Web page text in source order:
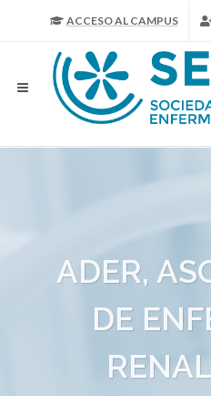
ACCESO AL CAMPUS
ADER,
DE